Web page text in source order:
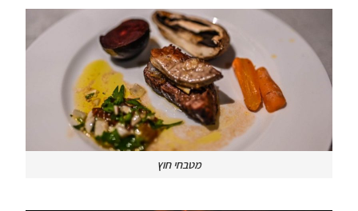
מטבחי חוץ